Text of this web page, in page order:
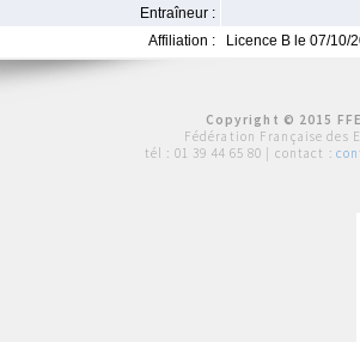
Entraîneur :
Affiliation :
Licence B le 07/10/
Copyright © 2015
Fédération Française des
tél : 01 39 44 65 80 | contact :